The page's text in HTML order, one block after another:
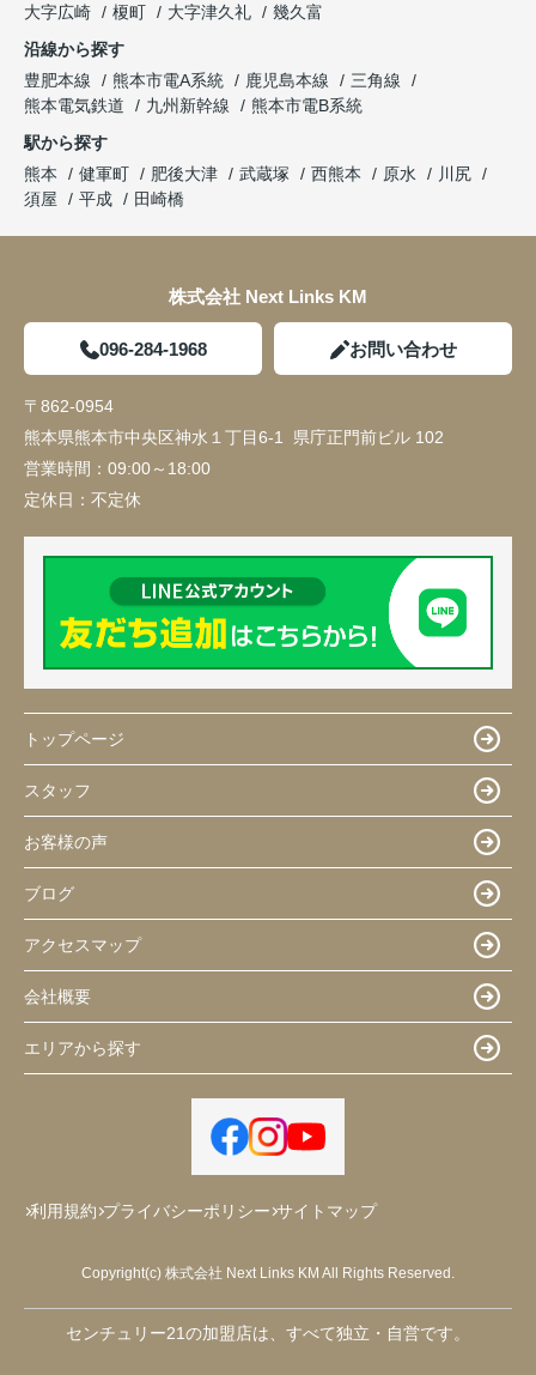
大字広崎
榎町 大字津久礼
幾久富
沿線から探す
豊肥本線
熊本市電A系統 鹿児島本線
三角線
熊本電気鉄道
九州新幹線
熊本市電B系統
駅から探す
熊本
健軍町 肥後大津 武蔵塚 西熊本 原水
川尻
須屋
平成 田崎橋
株式会社 Next Links KM
096-284-1968 お問い合わせ
〒862-0954
熊本県熊本市中央区神水１丁目6-1 県庁正門前ビル 102
営業時間： 09:00～18:00
定休日： 不定休
トップページ
スタッフ
お客様の声
ブログ
アクセスマップ
会社概要
エリアから探す
利用規約 プライバシーポリシー サイトマップ
Copyright(c) 株式会社 Next Links KM All Rights Reserved.
センチュリー21の加盟店は、すべて独立・自営です。